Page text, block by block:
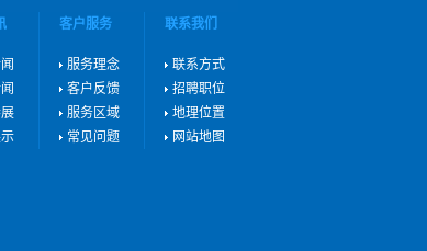
客户服务
服务理念
客户反馈
服务区域
常见问题
联系我们
联系方式
招聘职位
地理位置
网站地图